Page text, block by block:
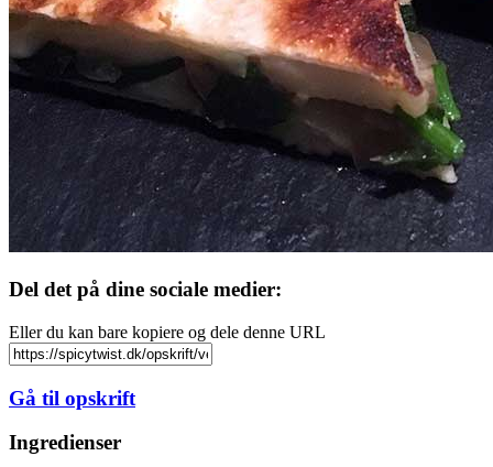
Del det på dine sociale medier:
Eller du kan bare kopiere og dele denne URL
Gå til opskrift
Ingredienser